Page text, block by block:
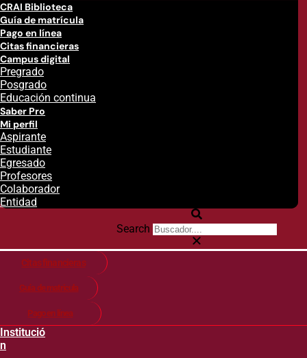
CRAI Biblioteca
Guía de matrícula
Pago en línea
Citas financieras
Campus digital
Pregrado
Posgrado
Educación continua
Saber Pro
Mi perfil
Aspirante
Estudiante
Egresado
Profesores
Colaborador
Entidad
Search
Citas financieras
Guía de matricula
Pago en línea
Institució
n